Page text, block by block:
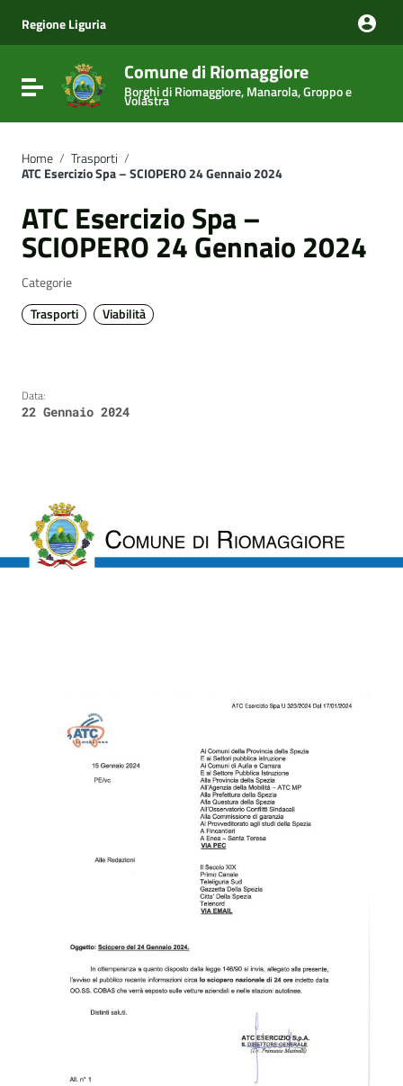
Vai al menu di navigazione
Vai al footer
Regione Liguria
Attiva / disattiva la navigazione
Comune di Riomaggiore
Borghi di Riomaggiore, Manarola, Groppo e
Volastra
Home / Trasporti /
ATC Esercizio Spa – SCIOPERO 24 Gennaio 2024
ATC Esercizio Spa –
SCIOPERO 24 Gennaio 2024
Categorie
Trasporti
Viabilità
Data:
22 Gennaio 2024